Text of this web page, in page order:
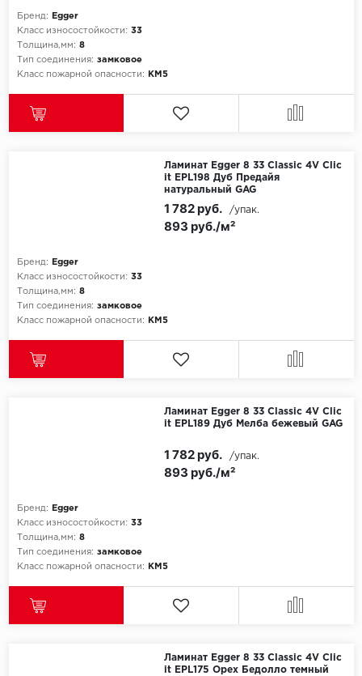
Бренд:
Egger
Класс износостойкости: 33
Толщина,мм: 8
Тип соединения: замковое
Класс пожарной опасности:
КМ5
Ламинат Egger 8 33 Classic 4V Clic
it EPL198 Дуб Предайя
натуральный GAG
Бренд:
Egger
Класс износостойкости: 33
Толщина,мм: 8
Тип соединения: замковое
Класс пожарной опасности:
КМ5
893 руб./м²
1 782 руб. /упак.
Ламинат Egger 8 33 Classic 4V Clic
it EPL189 Дуб Мелба бежевый GAG
Бренд:
Egger
Класс износостойкости: 33
Толщина,мм: 8
Тип соединения: замковое
Класс пожарной опасности:
КМ5
893 руб./м²
1 782 руб. /упак.
Ламинат Egger 8 33 Classic 4V Clic
it EPL175 Орех Бедолло темный